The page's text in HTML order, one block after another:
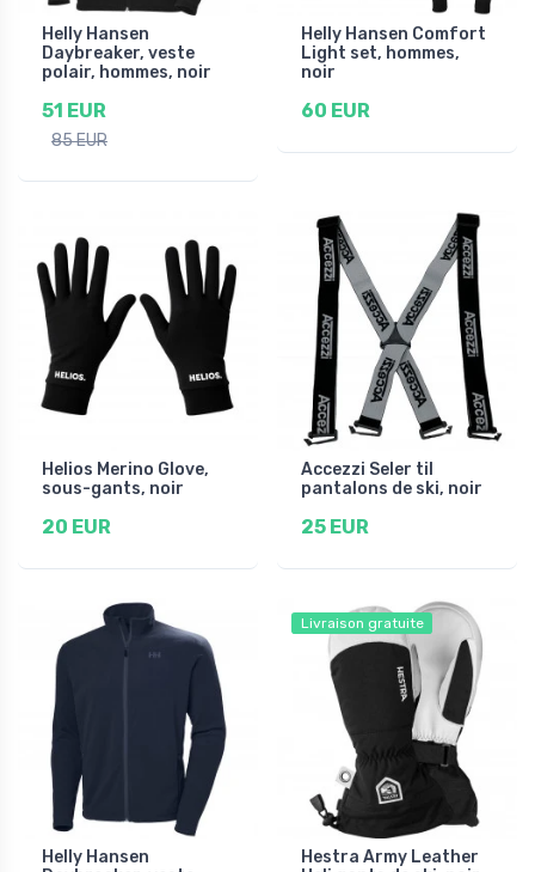
Helly Hansen
Daybreaker, veste
polair, hommes, noir
51 EUR
85 EUR
Helly Hansen Comfort
Light set, hommes,
noir
60 EUR
Helios Merino Glove,
sous-gants, noir
20 EUR
Accezzi Seler til
pantalons de ski, noir
25 EUR
Helly Hansen
Livraison gratuite
Hestra Army Leather